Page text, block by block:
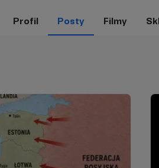
Profil Posty Filmy